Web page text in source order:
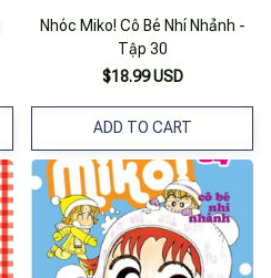
Nhóc Miko! Cô Bé Nhí Nhảnh -
Tập 30
$18.99 USD
ADD TO CART